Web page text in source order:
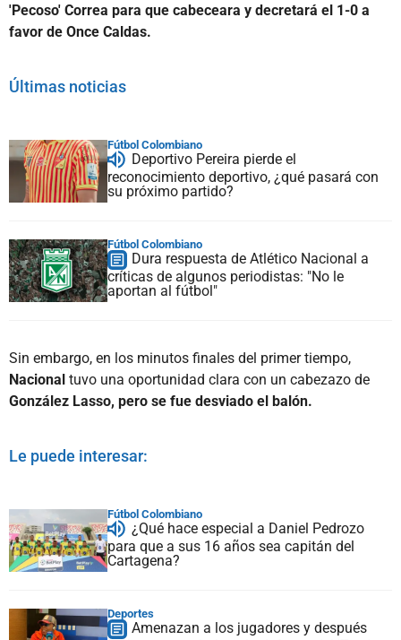
'Pecoso' Correa para que cabeceara y decretará el 1-0 a
favor de Once Caldas.
Últimas noticias
Fútbol Colombiano
Deportivo Pereira pierde el
reconocimiento deportivo, ¿qué pasará con
su próximo partido?
Fútbol Colombiano
Dura respuesta de Atlético Nacional a
críticas de algunos periodistas: "No le
aportan al fútbol"
Sin embargo, en los minutos finales del primer tiempo,
Nacional tuvo una oportunidad clara con un cabezazo de
González Lasso, pero se fue desviado el balón.
Le puede interesar:
Fútbol Colombiano
¿Qué hace especial a Daniel Pedrozo
para que a sus 16 años sea capitán del
Cartagena?
Deportes
Amenazan a los jugadores y después